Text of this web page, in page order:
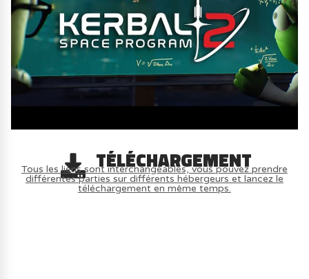
TÉLÉCHARGEMENT
Tous les liens sont interchangeables, vous pouvez prendre
différentes parties sur différents hébergeurs et lancez le
téléchargement en même temps.